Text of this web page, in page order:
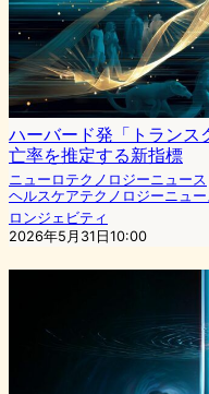
ハーバード発「トランス
亡率を推定する新指標
ニューロテクノロジーニュース
ヘルスケアテクノロジーニュー
ロンジェビティ
2026年5月31日10:00